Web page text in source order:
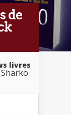
de
livres